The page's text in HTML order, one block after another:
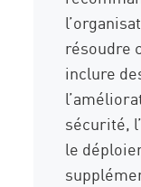
résoudre
inclure
sécurité,
le